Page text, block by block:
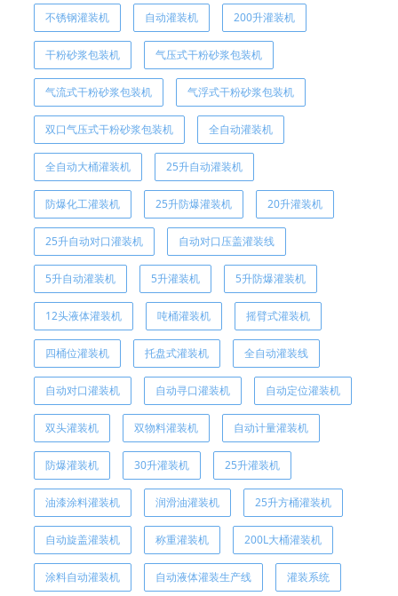
不锈钢灌装机 自动灌装机 200升灌装机
干粉砂浆包装机 气压式干粉砂浆包装机
气流式干粉砂浆包装机 气浮式干粉砂浆包装机
双口气压式干粉砂浆包装机 全自动灌装机
全自动大桶灌装机 25升自动灌装机
防爆化工灌装机 25升防爆灌装机 20升灌装机
25升自动对口灌装机 自动对口压盖灌装线
5升自动灌装机 5升灌装机 5升防爆灌装机
12头液体灌装机 吨桶灌装机 摇臂式灌装机
四桶位灌装机 托盘式灌装机 全自动灌装线
自动对口灌装机 自动寻口灌装机 自动定位灌装机
双头灌装机 双物料灌装机 自动计量灌装机
防爆灌装机 30升灌装机 25升灌装机
油漆涂料灌装机 润滑油灌装机 25升方桶灌装机
自动旋盖灌装机 称重灌装机 200L大桶灌装机
涂料自动灌装机 自动液体灌装生产线 灌装系统